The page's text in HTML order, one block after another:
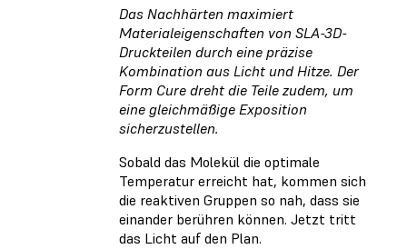
Das Nachhärten maximiert
Materialeigenschaften von SLA-3D-
Druckteilen durch eine präzise
Kombination aus Licht und Hitze. Der
Form Cure dreht die Teile zudem, um
eine gleichmäßige Exposition
sicherzustellen.
Sobald das Molekül die optimale
Temperatur erreicht hat, kommen sich
die reaktiven Gruppen so nah, dass sie
einander berühren können. Jetzt tritt
das Licht auf den Plan.